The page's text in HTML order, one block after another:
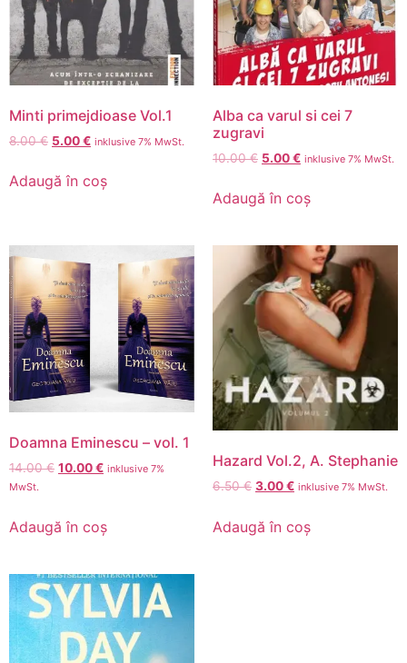
Minti primejdioase Vol.1
8.00€ 5.00€ inklusive 7% MwSt.
Adaugă în coș
Alba ca varul si cei 7
zugravi
10.00€ 5.00€ inklusive 7% MwSt.
Adaugă în coș
Doamna Eminescu – vol. 1
14.00€ 10.00€ inklusive 7%
MwSt.
Adaugă în coș
Hazard Vol.2, A. Stephanie
6.50€ 3.00€ inklusive 7% MwSt.
Adaugă în coș